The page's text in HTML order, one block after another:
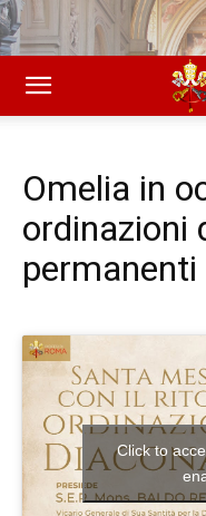
Omelia in
ordinazioni
permanenti
Click to